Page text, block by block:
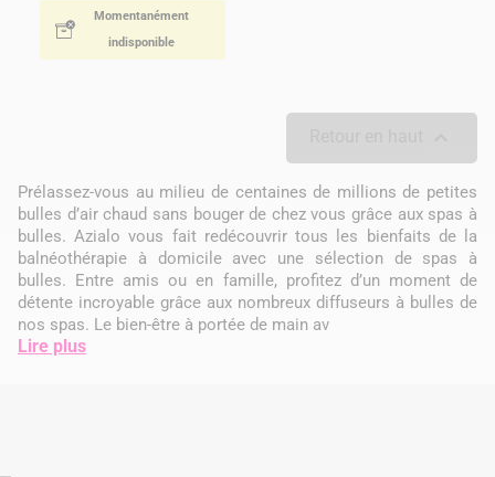
Momentanément
indisponible
Prélassez-vous au milieu de centaines de millions de petites
bulles d’air chaud sans bouger de chez vous grâce aux spas à
bulles. Azialo vous fait redécouvrir tous les bienfaits de la
balnéothérapie à domicile avec une sélection de spas à
bulles. Entre amis ou en famille, profitez d’un moment de
détente incroyable grâce aux nombreux diffuseurs à bulles de
nos spas. Le bien-être à portée de main av
Lire plus